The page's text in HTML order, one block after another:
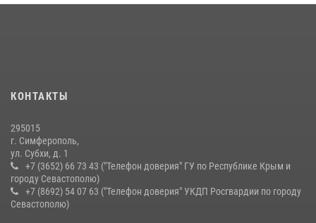
КОНТАКТЫ
295015
г. Симферополь,
ул. Субхи, д. 1
+7 (3652) 66 73 43 ("Телефон доверия" ГУ по Республике Крым и
городу Севастополю)
+7 (8692) 54 07 63 ("Телефон доверия" УКДП Росгвардии по городу
Севастополю)